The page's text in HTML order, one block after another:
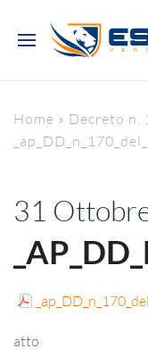
Home » Decreto n.
31
atto